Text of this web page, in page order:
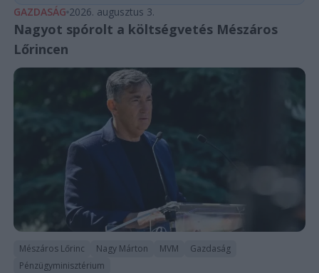
GAZDASÁG 2026. augusztus 3.
Nagyot spórolt a költségvetés Mészáros
Lőrincen
Mészáros Lőrinc Nagy Márton MVM
Gazdaság
Pénzügyminisztérium